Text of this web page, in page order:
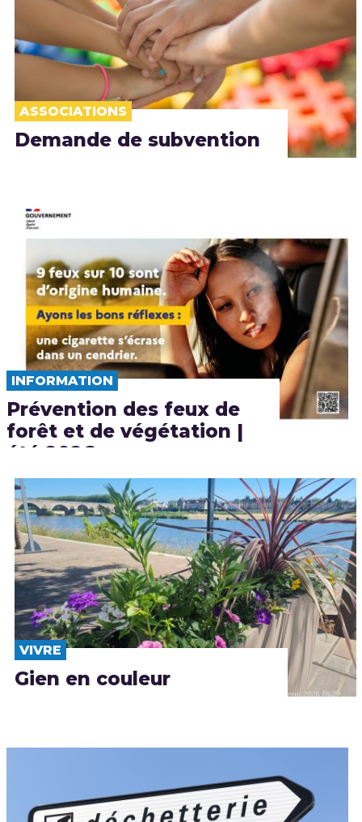
ASSOCIATIONS
Demande de subvention
INFORMATION
Prévention des feux de
forêt et de végétation |
été 2026
VIVRE
Gien en couleur